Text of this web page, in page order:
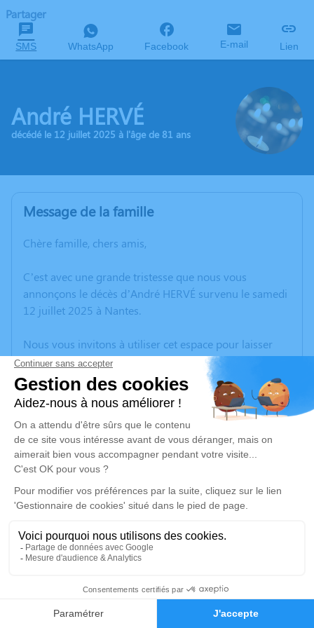
Faire-part Hommages
Partager
SMS WhatsApp Facebook E-mail Lien
André HERVÉ
décédé le 12 juillet 2025 à l'âge de 81 ans
Message de la famille
Chère famille, chers amis,
C’est avec une grande tristesse que nous vous
annonçons le décès d’André HERVÉ survenu le samedi
12 juillet 2025 à Nantes.
Nous vous invitons à utiliser cet espace pour laisser
vos condoléances, partager des photos souvenirs, une
anecdote ou exprimer vos pensées à travers des
poèmes ou des textes. Cet endroit est un lieu
d'expression dédié à honorer la mémoire d’André
HERVÉ.
Un service de plantation d’arbre hommage est
disponible ici.
Je rends hommage
Cérémonie civile
Crématorium du Sud Loire de Château-Thébaud
29, Rue des Châtaigniers